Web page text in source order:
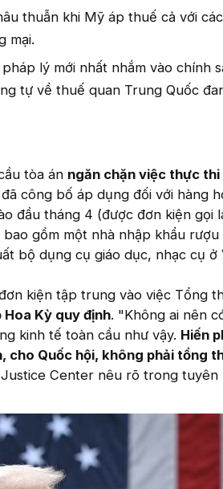
thuẫn khi Mỹ áp thuế cả với
mại.
lý mới nhất nhắm vào chính
tự về thuế quan Trung Quốc
tòa án ngăn chặn việc thực
công bố áp dụng đối với hàng
đầu tháng 4 (được đơn kiện gọi
gồm một nhà nhập khẩu
bộ dụng cụ giáo dục, nhạc cụ ở
kiện tập trung vào việc Tổng
Hoa Kỳ quy định. "Không ai nên
kinh tế toàn cầu như vậy. Hiến
cho Quốc hội, không phải tổng
Center nêu rõ trong tuyên